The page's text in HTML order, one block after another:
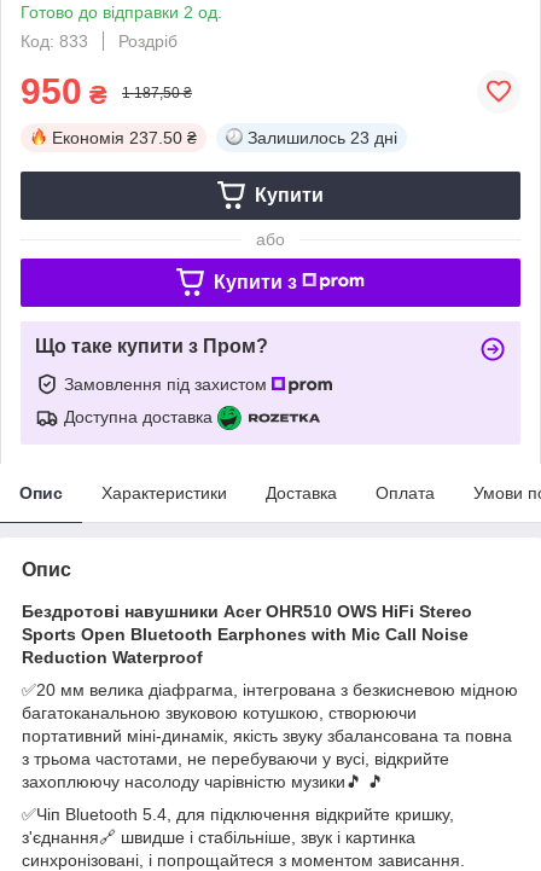
Готово до відправки 2 од.
Код: 833
Роздріб
950 ₴ 1 187,50 ₴
Економія 237.50 ₴ Залишилось 23 дні
Купити
або
Купити з
Що таке купити з Пром?
Замовлення під захистом
Доступна доставка
Опис Характеристики Доставка Оплата Умови
Опис
Бездротові навушники Acer OHR510 OWS HiFi Stereo
Sports Open Bluetooth Earphones with Mic Call Noise
Reduction Waterproof
✅20 мм велика діафрагма, інтегрована з безкисневою мідною
багатоканальною звуковою котушкою, створюючи
портативний міні-динамік, якість звуку збалансована та повна
з трьома частотами, не перебуваючи у вусі, відкрийте
захоплюючу насолоду чарівністю музики🎵 🎵
✅Чіп Bluetooth 5.4, для підключення відкрийте кришку,
з'єднання🔗 швидше і стабільніше, звук і картинка
синхронізовані, і попрощайтеся з моментом зависання.